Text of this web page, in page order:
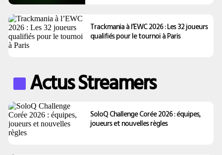
Trackmania à l’EWC 2026 : Les 32 joueurs
qualifiés pour le tournoi à Paris
Actus Streamers
SoloQ Challenge Corée 2026 : équipes,
joueurs et nouvelles règles